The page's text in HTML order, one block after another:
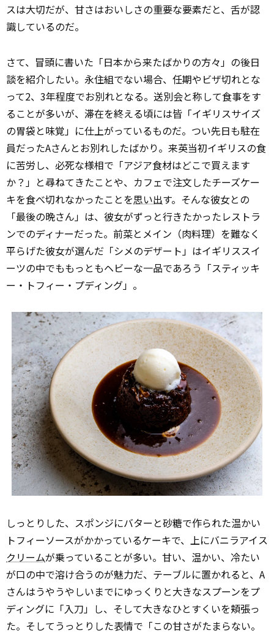
スは大切だが、甘さはおいしさの重要な要素だと、舌が認
識しているのだ。
さて、冒頭に書いた「日本から来たばかりの方々」の後日
談を紹介したい。永住組でない場合、任期やビザ切れとな
って2、3年程度でお別れとなる。送別会と称して食事をす
ることが多いが、滞在を終える頃には皆「イギリスサイズ
の胃袋と味覚」に仕上がっているものだ。つい先日も駐在
員だったAさんとお別れしたばかり。来英当初イギリスの食
に苦労し、必死な様相で「アジア食材はどこで買えます
か？」と尋ねてきたことや、カフェで注文したチーズケー
キを食べ切れなかったことを思い出す。そんな彼女との
「最後の晩さん」は、彼女がずっと行きたかったレストラ
ンでのディナーだった。前菜とメイン（肉料理）を難なく
平らげた彼女が選んだ「シメのデザート」はイギリススイ
ーツの中でももっともヘビーな一品であろう「スティッキ
ー・トフィー・プディング」。
しっとりした、スポンジにバターと砂糖で作られた温かい
トフィーソースがかかっているケーキで、上にバニラアイス
クリームが乗っていることが多い。甘い、温かい、冷たい
が口の中で溶け合うのが魅力だ、テーブルに置かれると、A
さんはうやうやしいまでにゆっくりと大きなスプーンをプ
ディングに「入刀」し、そして大きなひとすくいを頬張っ
た。そしてうっとりした表情で「この甘さがたまらない。